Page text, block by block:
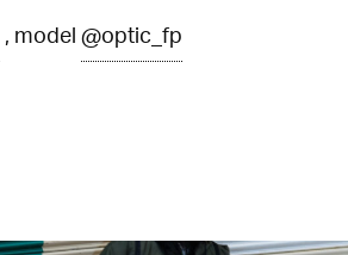
, model@optic_fp